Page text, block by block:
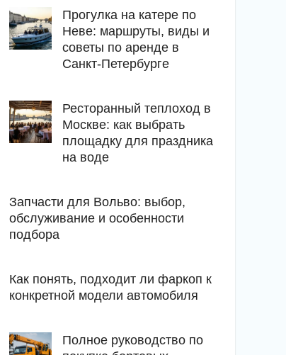
Прогулка на катере по
Неве: маршруты, виды и
советы по аренде в
Санкт-Петербурге
Ресторанный теплоход в
Москве: как выбрать
площадку для праздника
на воде
Запчасти для Вольво: выбор,
обслуживание и особенности
подбора
Как понять, подходит ли фаркоп к
конкретной модели автомобиля
Полное руководство по